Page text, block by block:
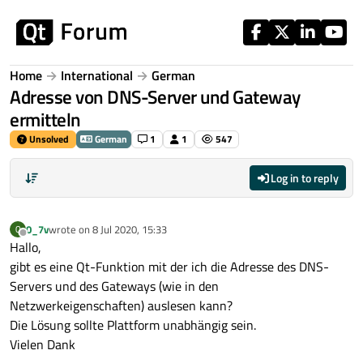
Home International German
Adresse von DNS-Server und Gateway
ermitteln
Unsolved German 1 1 547
Log in to reply
0
Offline
0_7vwrote on 8 Jul 2020, 15:33
last edited by
Hallo,
gibt es eine Qt-Funktion mit der ich die Adresse des DNS-
Servers und des Gateways (wie in den
Netzwerkeigenschaften) auslesen kann?
Die Lösung sollte Plattform unabhängig sein.
Vielen Dank